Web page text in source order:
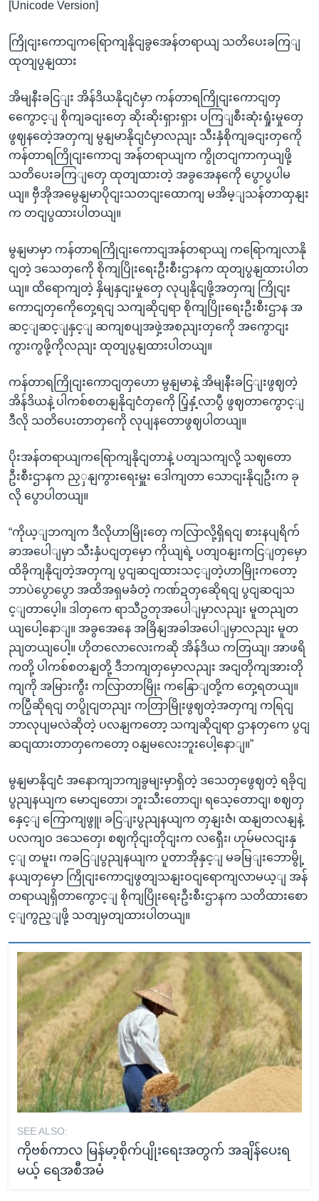
[Unicode Version]
ကြိုငျးကောငျကရြောကျနိုငျခွအေန်တရာယျ သတိပေးခကြျ
ထုတျပွနျထား
အိမျနီးခငြျး အိန်ဒိယနိုငျငံမှာ ကန်တာရကြိုငျးကောငျတှ
ကွေောင့ျ စိုကျခငျးတှေ ဆိုးဆိုးရှားရှား ပကြျစီးဆုံးရှုံးမှုတှေ
ဖွဈနတေဲ့အတှကျ မွနျမာနိုငျငံမှာလညျး သီးနှံစိုကျခငျးတှကေို
ကန်တာရကြိုငျးကောငျ အန်တရာယျက ကွိုတငျကာကှယျဖို့
သတိပေးခကြျတှေ ထုတျထားတဲ့ အခွအေနကေို ပွောပွပါမ
ယျ။ ဗှီအိုအမွေနျမာပိုငျးသတငျးထောကျ မအိမ့ျသန်တာထှနျး
က တငျပွထားပါတယျ။
မွနျမာမှာ ကန်တာရကြိုငျးကောငျအန်တရာယျ ကရြောကျလာနို
ငျတဲ့ ဒသေတှကေို စိုကျပြိုးရေးဦးစီးဌာနက ထုတျပွနျထားပါတ
ယျ။ ထိရောကျတဲ့ နှိမျနှငျးမှုတှေ လုပျနိုငျဖို့အတှကျ ကြိုငျး
ကောငျတှကေိုတှေ့ရငျ သကျဆိုငျရာ စိုကျပြိုးရေးဦးစီးဌာန အ
ဆင့ျဆင့ျနှင့ျ ဆကျစပျအဖှဲ့အစညျးတှကေို အကွောငျး
ကွားကွဖို့ကိုလညျး ထုတျပွနျထားပါတယျ။
ကန်တာရကြိုငျးကောငျတှဟော မွနျမာနဲ့ အိမျနီးခငြျးဖွဈတဲ့
အိန်ဒိယနဲ့ ပါကစ်စတနျနိုငျငံတှကေို ပြံ့နှံ့လာပွီ ဖွဈတာကွောင့ျ
ဒီလို သတိပေးတာတှကေို လုပျနတောဖွဈပါတယျ။
ပိုးအန်တရာယျကရြောကျနိုငျတာနဲ့ ပတျသကျလို့ သဈတော
ဦးစီးဌာနက ညှှနျကွားရေးမှူး ဒေါကျတာ သောငျးနိုငျဦးက ခု
လို ပွောပါတယျ။
“ကိုယ့ျဘကျက ဒီလိုဟာမြိုးတှေ ကလြာလို့ရှိရငျ စားနပျရိက်
ခာအပေါျမှာ သီးနှံပငျတှမှော ကိုယျရဲ့ ပတျဝနျးကငြျတှမှော
ထိခိုကျနိုငျတဲ့အတှကျ ပွငျဆငျထားသင့ျတဲ့ဟာမြိုးကတော့
ဘာပဲပွောပွော အထိအရှမခံတဲ့ ကဏ်ဍတှဆေိုရငျ ပွငျဆငျသ
င့ျတာပေ့ါ။ ဒါတှကေ ရာသီဥတုအပေါျမှာလညျး မူတညျတ
ယျပေါ့နောျ။ အခွအေနေ အခြိနျအခါအပေါျမှာလညျး မူတ
ညျတယျပေါ့။ ဟိုတလောလေးကဆို အိန်ဒိယ ကတြယျ၊ အာဖရိ
ကတို့ ပါကစ်စတနျတို့ ဒီဘကျတှမှောလညျး အငျတိုကျအားတို
ကျကို အမြားကွီး ကလြာတာမြိုး ကနြောျတို့က တှေ့ရတယျ။
ကပြွီဆိုရငျ တပွိုငျတညျး ကတြာမြိုးဖွဈတဲ့အတှကျ ကရြငျ
ဘာလုပျမလဲဆိုတဲ့ ပလနျကတော့ သကျဆိုငျရာ ဌာနတှကေ ပွငျ
ဆငျထားတာတှကေတော့ ဝနျမလေးဘူးပေါ့နောျ။”
မွနျမာနိုငျငံ အနောကျဘကျခွမျးမှာရှိတဲ့ ဒသေတှဖွေဈတဲ့ ရခိုငျ
ပွညျနယျက မောငျတော၊ ဘူးသီးတောငျ၊ ရသေ့တောငျ၊ စဈတှ
နှေင့ျ ကြောကျဖွူ၊ ခငြျးပွညျနယျက တှနျးဇံ၊ ထနျတလနျနဲ့
ပလကျဝ ဒသေတှေ၊ စဈကိုငျးတိုငျးက လရှေီး၊ ဟုမ်မလငျးနှ
င့ျ တမူး၊ ကခငြျပွညျနယျက ပူတာအိုနှင့ျ မခမြျးဘောမွို့
နယျတှမှော ကြိုငျးကောငျဖွတျသနျးဝငျရောကျလာမယ့ျ အန်
တရာယျရှိတာကွောင့ျ စိုကျပြိုးရေးဦးစီးဌာနက သတိထားစော
င့ျကွည့ျဖို့ သတျမှတျထားပါတယျ။
SEE ALSO:
ကိုဗစ်ကာလ မြန်မာ့စိုက်ပျိုးရေးအတွက် အချိန်ပေးရ
မယ့် ရေအစီအမံ